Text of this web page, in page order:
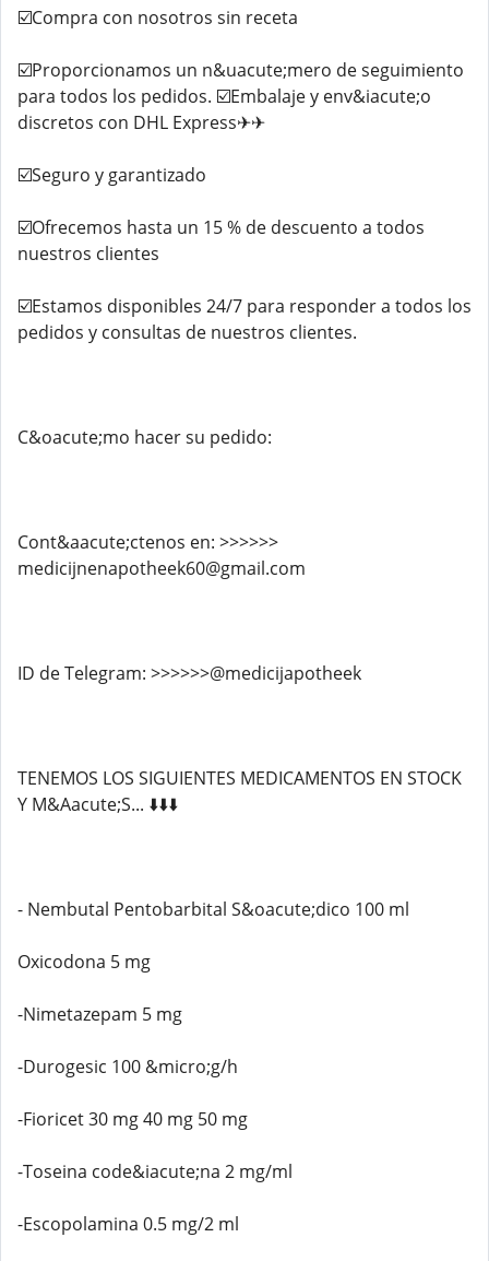
☑️Compra con nosotros sin receta
☑️Proporcionamos un n&uacute;mero de seguimiento
para todos los pedidos. ☑️Embalaje y env&iacute;o
discretos con DHL Express✈✈
☑️Seguro y garantizado
☑️Ofrecemos hasta un 15 % de descuento a todos
nuestros clientes
☑️Estamos disponibles 24/7 para responder a todos los
pedidos y consultas de nuestros clientes.
C&oacute;mo hacer su pedido:
Cont&aacute;ctenos en: >>>>>>
medicijnenapotheek60@gmail.com
ID de Telegram: >>>>>>@medicijapotheek
TENEMOS LOS SIGUIENTES MEDICAMENTOS EN STOCK
Y M&Aacute;S... ⬇️⬇️⬇️
- Nembutal Pentobarbital S&oacute;dico 100 ml
Oxicodona 5 mg
-Nimetazepam 5 mg
-Durogesic 100 &micro;g/h
-Fioricet 30 mg 40 mg 50 mg
-Toseina code&iacute;na 2 mg/ml
-Escopolamina 0.5 mg/2 ml